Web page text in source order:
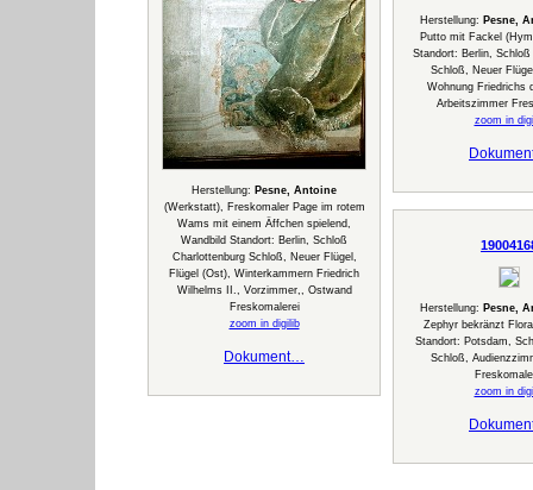
Herstellung: Pesne, Antoine
(Werkstatt), Freskomaler Page im rotem
Wams mit einem Äffchen spielend,
Wandbild Standort: Berlin, Schloß
Charlottenburg Schloß, Neuer Flügel,
Flügel (Ost), Winterkammern Friedrich
Wilhelms II., Vorzimmer,, Ostwand
Freskomalerei
zoom in digilib
Dokument…
Herstellung: Pesne,
Putto mit Fackel
Standort: Berlin, Schloß
Schloß, Neuer
Wohnung Friedrichs
Arbeitszimmer
zoom in
Herstellung: Pesne,
Zephyr bekränzt
Standort: Potsdam,
Schloß,
zoom in